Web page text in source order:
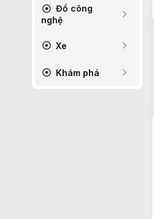
Đồ công
nghệ
Xe
Khám phá